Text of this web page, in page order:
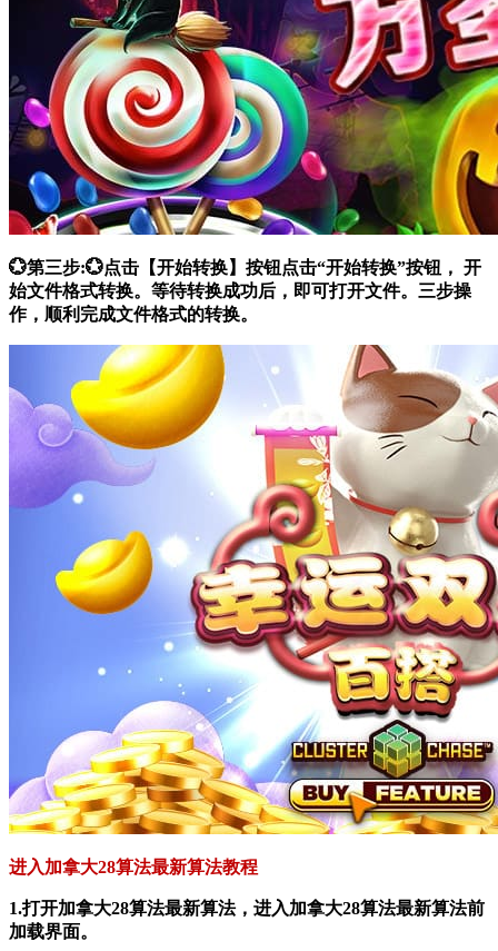
💮第三步:💮点击【开始转换】按钮点击“开始转换”按钮， 开
始文件格式转换。等待转换成功后，即可打开文件。三步操
作，顺利完成文件格式的转换。
进入加拿大28算法最新算法教程
1.打开加拿大28算法最新算法，进入加拿大28算法最新算法前
加载界面。